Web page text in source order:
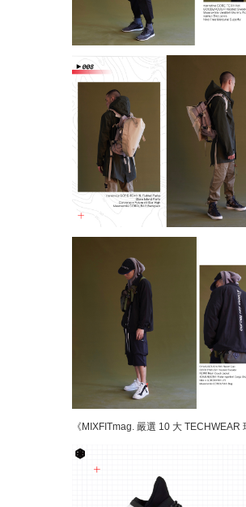
《MIXFITmag. 嚴選 10 大 TECHWEAR